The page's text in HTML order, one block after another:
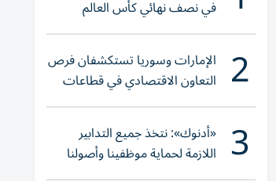
في نصف نهائي كأس العالم
لناشئات اليد 2026
2 الإمارات وسوريا تستكشفان فرص
التعاون الاقتصادي في قطاعات
حيوية
3 «أدنوك»: نتخذ جميع التدابير
اللازمة لحماية موظفينا وأصولنا
وعملياتنا